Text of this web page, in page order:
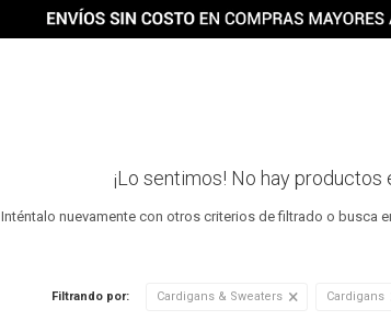
¡Lo sentimos! No hay productos
Inténtalo nuevamente con otros criterios de filtrado o busca
Filtrando por: Cardigans & Sweaters Cardigans